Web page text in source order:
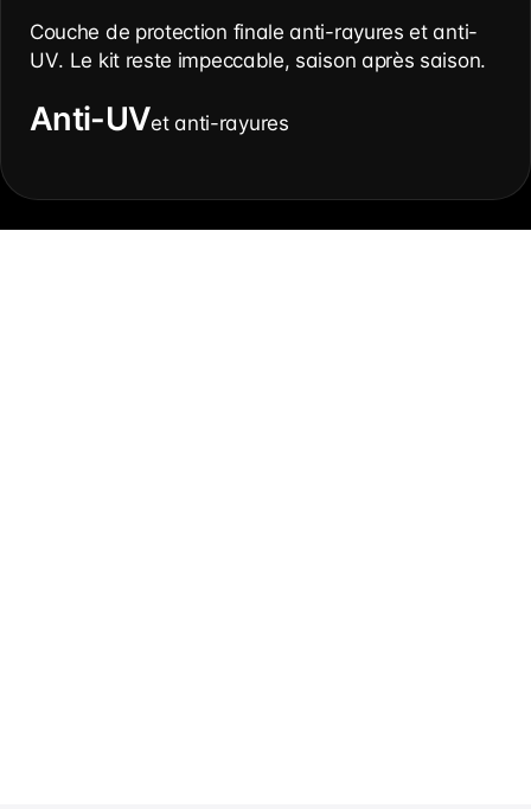
Couche de protection finale anti-rayures et anti-
UV. Le kit reste impeccable, saison après saison.
Anti-UVet anti-rayures